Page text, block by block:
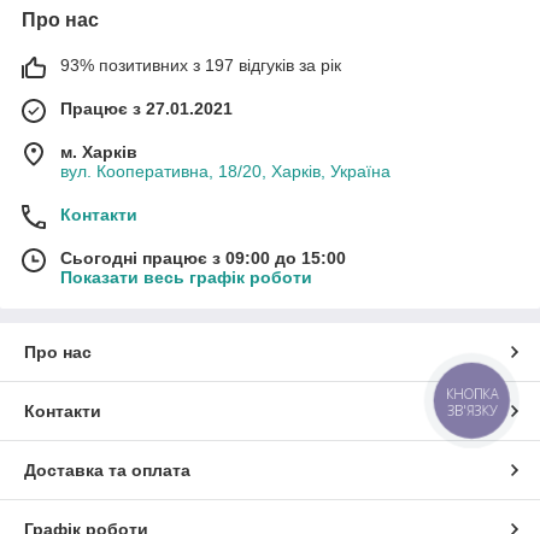
Про нас
93% позитивних з 197 відгуків за рік
Працює з 27.01.2021
м. Харків
вул. Кооперативна, 18/20, Харків, Україна
Контакти
Сьогодні працює з 09:00 до 15:00
Показати весь графік роботи
Про нас
Контакти
Доставка та оплата
Графік роботи
КНОПКА
ЗВ'ЯЗКУ